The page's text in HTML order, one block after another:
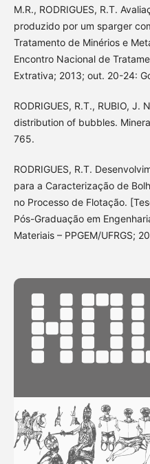
M.R., RODRIGUES, R.T.
produzido por um sparger
Tratamento de Minérios e
Encontro Nacional de
Extrativa; 2013; out. 20-24:
RODRIGUES, R.T., RUBIO,
distribution of bubbles.
765.
RODRIGUES, R.T.
para a Caracterização de
no Processo de Flotação.
Pós-Graduação em
Materiais – PPGEM/UFRGS;